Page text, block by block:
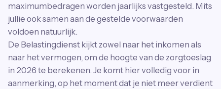
maximumbedragen worden jaarlijks vastgesteld. Mits
jullie ook samen aan de gestelde voorwaarden
voldoen natuurlijk.
De Belastingdienst kijkt zowel naar het inkomen als
naar het vermogen, om de hoogte van de zorgtoeslag
in 2026 te berekenen. Je komt hier volledig voor in
aanmerking, op het moment dat je niet meer verdient